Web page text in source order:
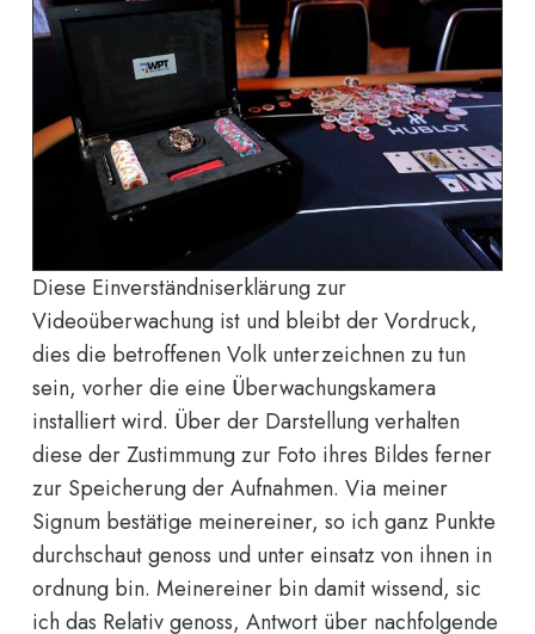
Diese Einverständniserklärung zur
Videoüberwachung ist und bleibt der Vordruck,
dies die betroffenen Volk unterzeichnen zu tun
sein, vorher die eine Überwachungskamera
installiert wird. Über der Darstellung verhalten
diese der Zustimmung zur Foto ihres Bildes ferner
zur Speicherung der Aufnahmen. Via meiner
Signum bestätige meinereiner, so ich ganz Punkte
durchschaut genoss und unter einsatz von ihnen in
ordnung bin. Meinereiner bin damit wissend, sic
ich das Relativ genoss, Antwort über nachfolgende